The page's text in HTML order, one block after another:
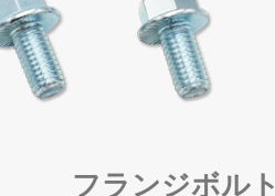
フランジボルト